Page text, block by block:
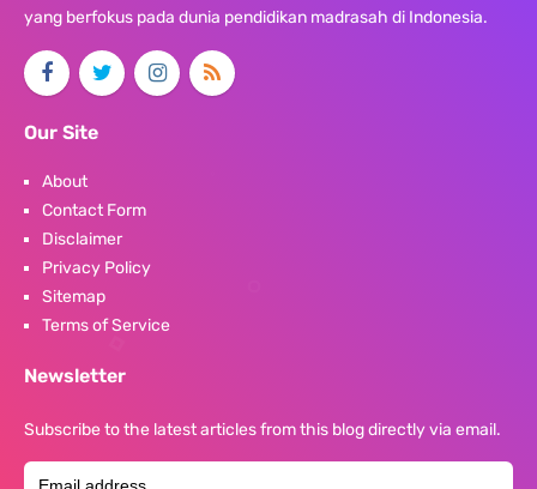
yang berfokus pada dunia pendidikan madrasah di Indonesia.
Our Site
About
Contact Form
Disclaimer
Privacy Policy
Sitemap
Terms of Service
Newsletter
Subscribe to the latest articles from this blog directly via email.